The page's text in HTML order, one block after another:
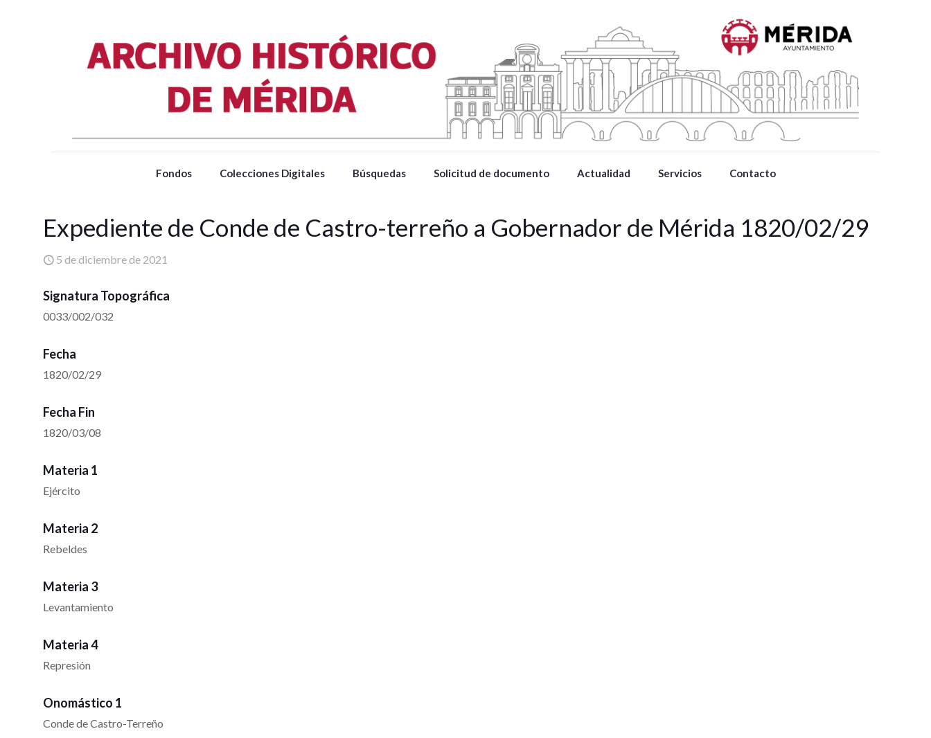
Fondos Colecciones Digitales Búsquedas Solicitud de documento Actualidad Servicios Contacto
Expediente de Conde de Castro-terreño a Gobernador de Mérida 1820/02/29
5 de diciembre de 2021
Signatura Topográfica
0033/002/032
Fecha
1820/02/29
Fecha Fin
1820/03/08
Materia 1
Ejército
Materia 2
Rebeldes
Materia 3
Levantamiento
Materia 4
Represión
Onomástico 1
Conde de Castro-Terreño